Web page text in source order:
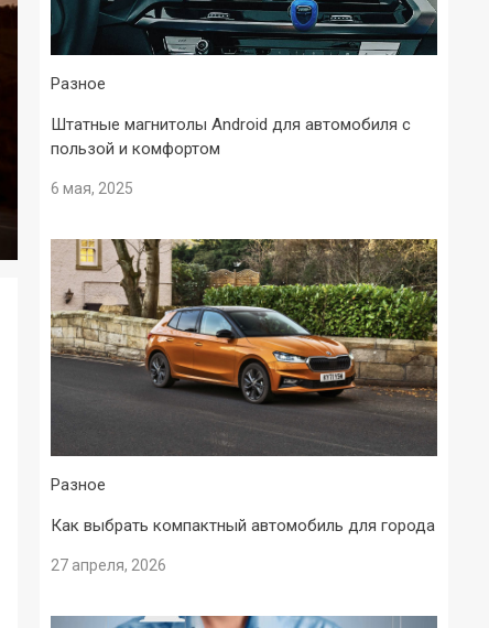
Разное
Штатные магнитолы Android для автомобиля с
пользой и комфортом
6 мая, 2025
Разное
Как выбрать компактный автомобиль для города
27 апреля, 2026